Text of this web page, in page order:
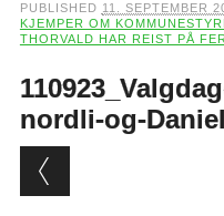
PUBLISHED 11. SEPTEMBER
KJEMPER OM
THORVALD HAR REIST PÅ
nordli-og-